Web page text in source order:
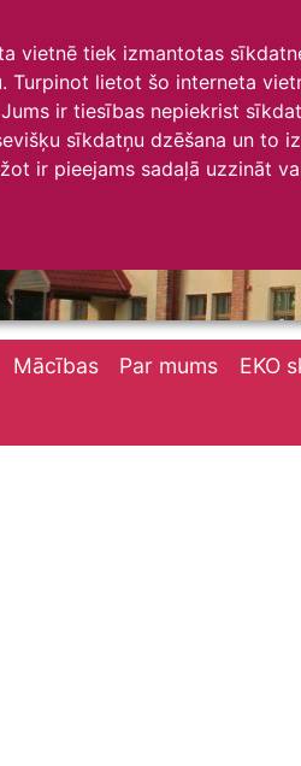
vietnē tiek izmantotas
Turpinot lietot šo interneta
ir tiesības nepiekrist
sīkdatņu dzēšana un to
ir pieejams sadaļā uzzināt
skola
Mācības Par mums EKO